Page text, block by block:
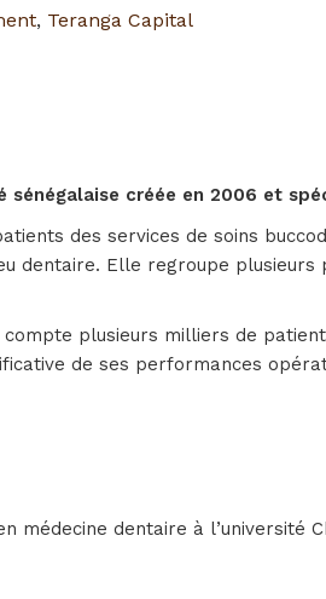
, Teranga Capital
créée en 2006 et
des services de soins
dentaire. Elle regroupe
plusieurs milliers de
de ses performances
médecine dentaire à l’université